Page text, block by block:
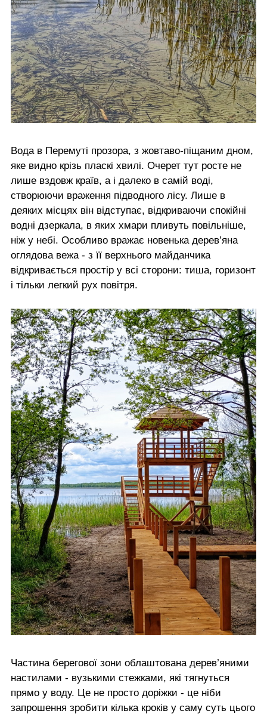
Вода в Перемуті прозора, з жовтаво-піщаним дном,
яке видно крізь пласкі хвилі. Очерет тут росте не
лише вздовж країв, а і далеко в самій воді,
створюючи враження підводного лісу. Лише в
деяких місцях він відступає, відкриваючи спокійні
водні дзеркала, в яких хмари пливуть повільніше,
ніж у небі. Особливо вражає новенька дерев’яна
оглядова вежа - з її верхнього майданчика
відкривається простір у всі сторони: тиша, горизонт
і тільки легкий рух повітря.
Частина берегової зони облаштована дерев’яними
настилами - вузькими стежками, які тягнуться
прямо у воду. Це не просто доріжки - це ніби
запрошення зробити кілька кроків у саму суть цього